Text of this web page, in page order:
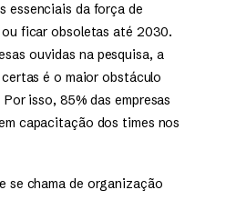
essenciais da força de
ficar obsoletas até 2030.
ouvidas na pesquisa, a
é o maior obstáculo
isso, 85% das empresas
capacitação dos times nos
se chama de organização